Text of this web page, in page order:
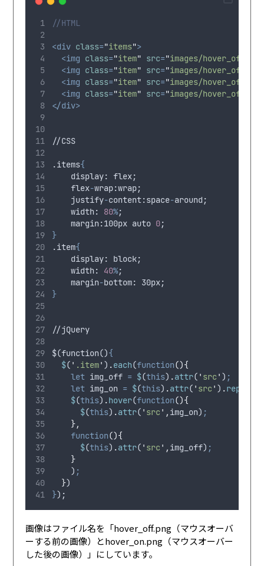
//HTML
<div class="items">
<img class="item" src="images/hover_off.png
<img class="item" src="images/hover_off.png
<img class="item" src="images/hover_off.png
<img class="item" src="images/hover_off.png
</div>
//CSS
.items{
display: flex;
flex-wrap:wrap;
justify-content:space-around ;
width: 80%;
margin:100px auto 0;
}
.item{
display: block;
width: 40%;
margin-bottom: 30px;
}
//jQuery
$(function(){
$( ' .item' ) .each(function(){
let img_off = $(this) .attr( ' src ' ) ;
let img_on = $(this) .attr( ' src ' ) .replace
$(this) .hover(function(){
$(this) .attr( ' src ' , img_on) ;
},
function(){
$(this) .attr( ' src ' , img_off) ;
}
    )
;
})
});
画像はファイル名を「hover_off.png（マウスオーバ
ーする前の画像）とhover_on.png（マウスオーバー
した後の画像）」にしています。